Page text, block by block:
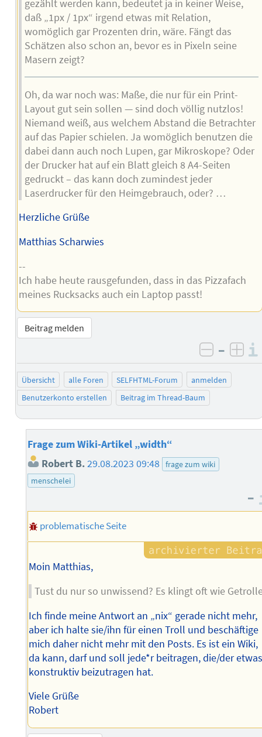
gezählt werden kann, bedeutet ja in keiner Weise,
daß „1px / 1px“ irgend etwas mit Relation,
womöglich gar Prozenten drin, wäre. Fängt das
Schätzen also schon an, bevor es in Pixeln seine
Masern zeigt?
Oh, da war noch was: Maße, die nur für ein Print-
Layout gut sein sollen — sind doch völlig nutzlos!
Niemand weiß, aus welchem Abstand die Betrachter
auf das Papier schielen. Ja womöglich benutzen die
dabei dann auch noch Lupen, gar Mikroskope? Oder
der Drucker hat auf ein Blatt gleich 8 A4-Seiten
gedruckt – das kann doch zumindest jeder
Laserdrucker für den Heimgebrauch, oder? …
Herzliche Grüße
Matthias Scharwies
--
Ich habe heute rausgefunden, dass in das Pizzafach
meines Rucksacks auch ein Laptop passt!
Beitrag melden
negativ
–
Übersicht alle Foren SELFHTML-Forum
anmelden
Benutzerkonto erstellen
Beitrag im Thread-Baum
Frage zum Wiki-Artikel „width“
Robert B.29.08.2023 09:48 frage zum wiki
menschelei
–
problematische Seite
Moin Matthias,
Tust du nur so unwissend? Es klingt oft wie
Ich finde meine Antwort an „nix“ gerade nicht mehr,
aber ich halte sie/ihn für einen Troll und beschäftige
mich daher nicht mehr mit den Posts. Es ist ein Wiki,
da kann, darf und soll jede*r beitragen, die/der
konstruktiv beizutragen hat.
Viele Grüße
Robert